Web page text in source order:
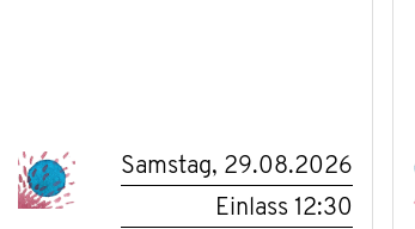
Samstag, 29.08.2026
Einlass12:30